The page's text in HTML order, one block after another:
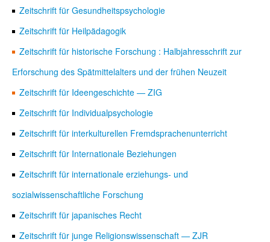
Zeitschrift für Gesundheitspsychologie
Zeitschrift für Heilpädagogik
Zeitschrift für historische Forschung : Halbjahresschrift zur
Erforschung des Spätmittelalters und der frühen Neuzeit
Zeitschrift für Ideengeschichte — ZIG
Zeitschrift für Individualpsychologie
Zeitschrift für interkulturellen Fremdsprachenunterricht
Zeitschrift für Internationale Beziehungen
Zeitschrift für internationale erziehungs- und
sozialwissenschaftliche Forschung
Zeitschrift für japanisches Recht
Zeitschrift für junge Religionswissenschaft — ZJR